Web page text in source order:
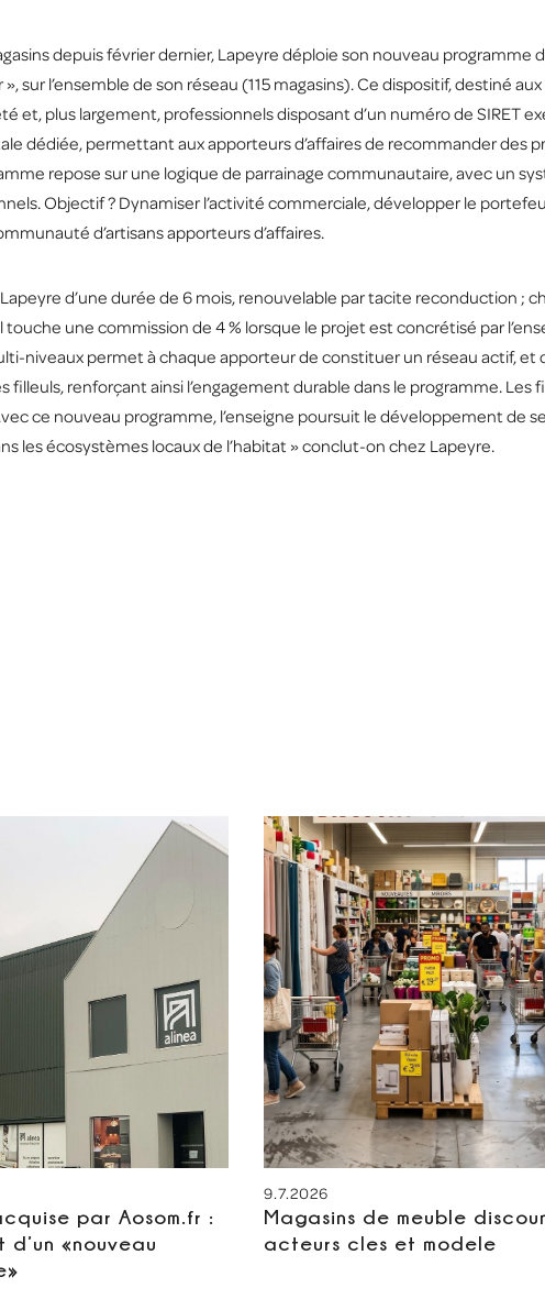
depuis février dernier, Lapeyre déploie son nouveau programme
sur l’ensemble de son réseau (115 magasins). Ce dispositif, destiné
et, plus largement, professionnels disposant d’un numéro de SIRET
dédiée, permettant aux apporteurs d’affaires de recommander des
repose sur une logique de parrainage communautaire, avec un
Objectif ? Dynamiser l’activité commerciale, développer le
d’artisans apporteurs d’affaires.
Lapeyre d’une durée de 6 mois, renouvelable par tacite reconduction ;
touche une commission de 4 % lorsque le projet est concrétisé par
niveaux permet à chaque apporteur de constituer un réseau actif, et
filleuls, renforçant ainsi l’engagement durable dans le programme. Les
ce nouveau programme, l’enseigne poursuit le développement de
les écosystèmes locaux de l’habitat » conclut-on chez Lapeyre.
par Aosom.fr :
«nouveau
9.7.2026
Magasins de meuble
acteurs cles et modele